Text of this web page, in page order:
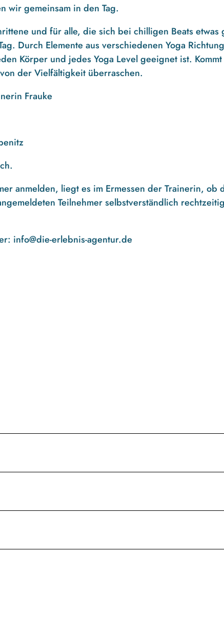
wir gemeinsam in den Tag.
und für alle, die sich bei chilligen Beatsetwas
Durch Elemente aus verschiedenen Yoga
Körper und jedes Yoga Level geeignet ist. Kommt
der Vielfältigkeit überraschen.
Frauke
anmelden, liegt es im Ermessen der Trainerin, ob
Teilnehmer selbstverständlich rechtzeitig
info@die-erlebnis-agentur.de